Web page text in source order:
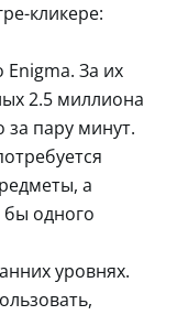
кликере:
За их
2.5 миллиона
пару минут.
а
бы одного
уровнях.